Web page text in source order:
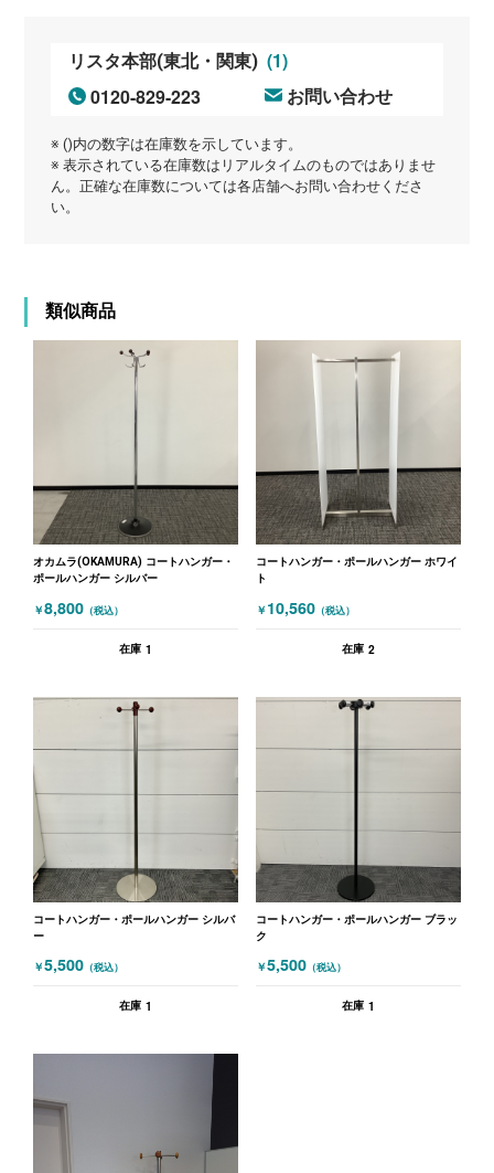
リスタ本部(東北・関東) (1)
0120-829-223
お問い合わせ
※ ()内の数字は在庫数を示しています。
※ 表示されている在庫数はリアルタイムのものではありませ
ん。正確な在庫数については各店舗へお問い合わせくださ
い。
類似商品
オカムラ(OKAMURA) コートハンガー・
ポールハンガー シルバー
￥8,800 （税込）
在庫 1
コートハンガー・ポールハンガー ホワイ
ト
￥ 10,560 （税込）
在庫 2
コートハンガー・ポールハンガー シルバ
ー
￥5,500 （税込）
在庫 1
コートハンガー・ポールハンガー ブラッ
ク
￥5,500 （税込）
在庫 1